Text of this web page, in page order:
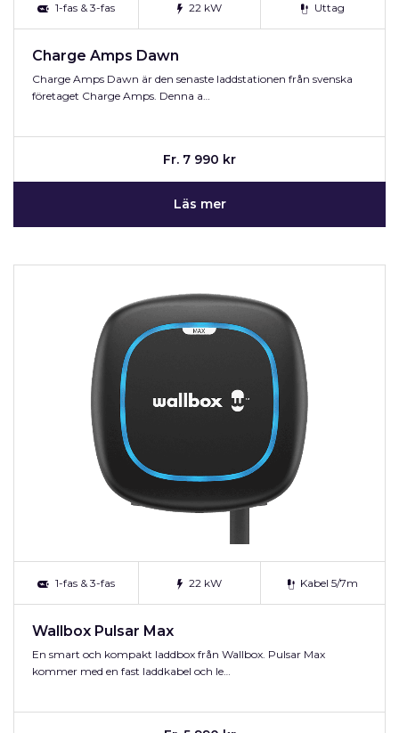
1-fas & 3-fas 22 kW Uttag
Charge Amps Dawn
Charge Amps Dawn är den senaste laddstationen från svenska
företaget Charge Amps. Denna a…
Fr. 7 990 kr
Läs mer
1-fas & 3-fas 22 kW Kabel 5/7m
Wallbox Pulsar Max
En smart och kompakt laddbox från Wallbox. Pulsar Max
kommer med en fast laddkabel och le…